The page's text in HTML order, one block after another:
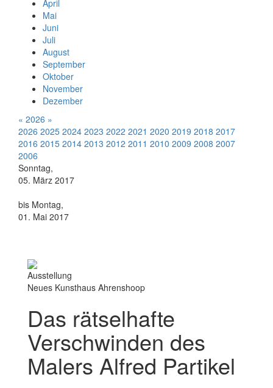
April
Mai
Juni
Juli
August
September
Oktober
November
Dezember
« 2026 »
2026 2025 2024 2023 2022 2021 2020 2019 2018 2017
2016 2015 2014 2013 2012 2011 2010 2009 2008 2007
2006
Sonntag,
05. März 2017
bis Montag,
01. Mai 2017
Ausstellung
Neues Kunsthaus Ahrenshoop
Das rätselhafte
Verschwinden des
Malers Alfred Partikel